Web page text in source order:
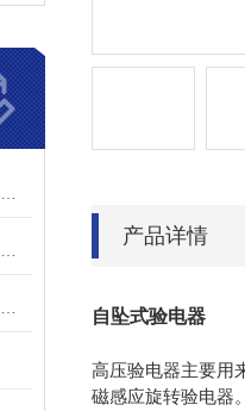
产品详情
自坠式验电器
高压验电器主要用
磁感应旋转验电器